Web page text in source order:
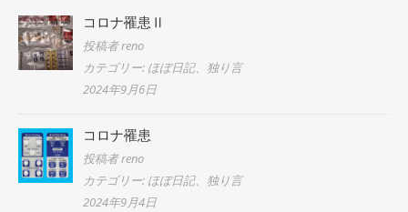
コロナ罹患Ⅱ
投稿者 reno
カテゴリー: ほぼ日記、独り言
2024年9月6日
コロナ罹患
投稿者 reno
カテゴリー: ほぼ日記、独り言
2024年9月4日